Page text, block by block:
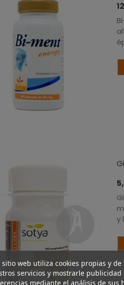
y
sitio web utiliza cookies propias y
servicios y mostrarle publicidad
mediante el análisis de sus